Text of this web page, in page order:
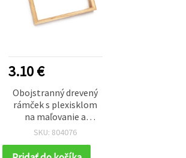
3.10 €
Obojstranný drevený
rámček s plexisklom
na maľovanie a
kreatívne tvorenie, 20
SKU: 804076